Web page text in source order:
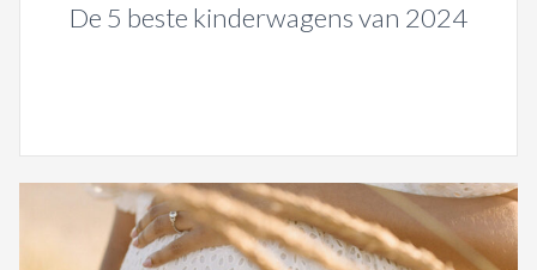
De 5 beste kinderwagens van 2024